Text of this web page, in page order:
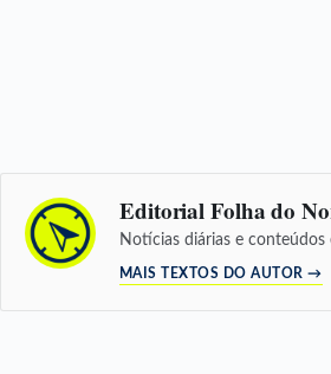
Editorial Folha do
Notícias diárias e conteúdos
MAIS TEXTOS DO AUTOR →